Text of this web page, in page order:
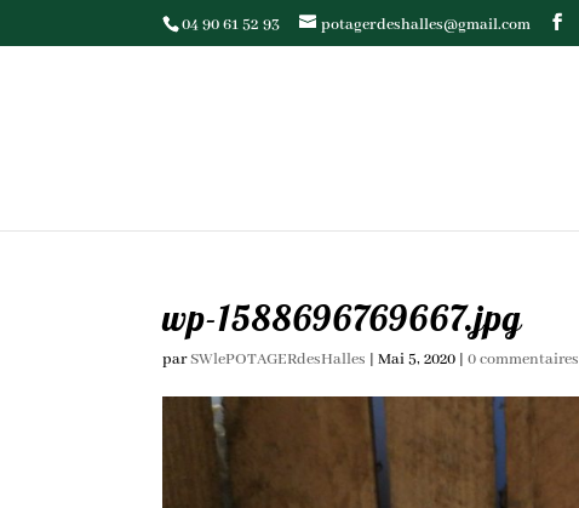
04 90 61 52 93 potagerdeshalles@gmail.com
wp-1588696769667.jpg
parSWlePOTAGERdesHalles |Mai 5, 2020 |0 commentaires